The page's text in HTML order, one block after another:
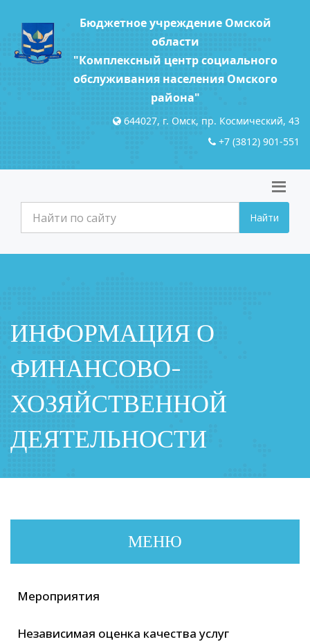
Бюджетное учреждение Омской
области
"Комплексный центр социального
обслуживания населения Омского
района"
644027, г. Омск, пр. Космический, 43
+7 (3812) 901-551
Найти
ИНФОРМАЦИЯ О
ФИНАНСОВО-
ХОЗЯЙСТВЕННОЙ
ДЕЯТЕЛЬНОСТИ
МЕНЮ
Мероприятия
Независимая оценка качества услуг